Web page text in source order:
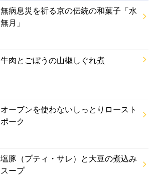
無病息災を祈る京の伝統の和菓子「水
無月」
牛肉とごぼうの山椒しぐれ煮
オーブンを使わないしっとりロースト
ポーク
塩豚（プティ・サレ）と大豆の煮込み
スープ